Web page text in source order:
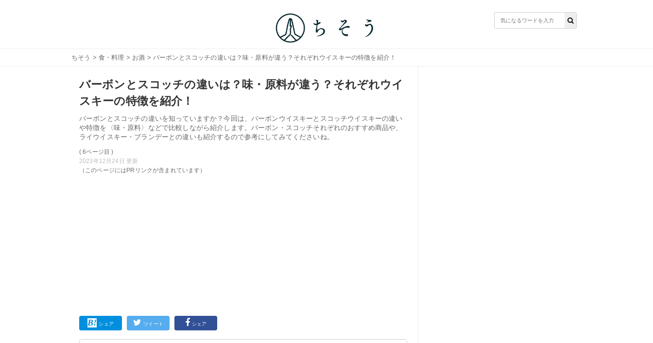
ちそう > 食・料理 > お酒 > バーボンとスコッチの違いは？味・原料が違う？それぞれウイスキーの特徴を紹介！
バーボンとスコッチの違いは？味・原料が違う？それぞれウイ
スキーの特徴を紹介！
バーボンとスコッチの違いを知っていますか？今回は、バーボンウイスキーとスコッチウイスキーの違い
や特徴を〈味・原料〉などで比較しながら紹介します。バーボン・スコッチそれぞれのおすすめ商品や、
ライウイスキー・ブランデーとの違いも紹介するので参考にしてみてくださいね。
( 6ページ目 )
2023年12月24日 更新
（このページにはPRリンクが含まれています）
シェア ツイート シェア